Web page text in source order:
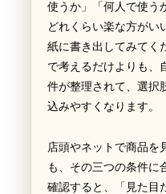
使うか」「何人で使う
どれくらい楽な方がい
紙に書き出してみてく
で考えるだけよりも、
件が整理されて、選択
込みやすくなります。
店頭やネットで商品を
も、その三つの条件に
確認すると、「見た目